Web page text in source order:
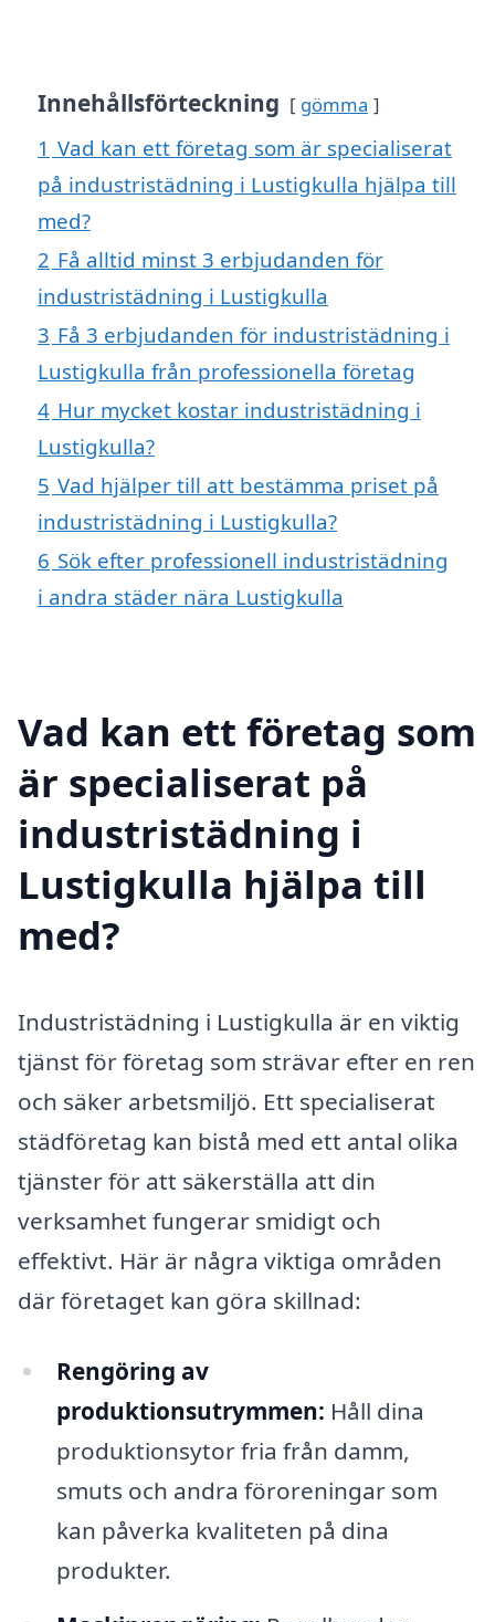
Innehållsförteckning gömma
1 Vad kan ett företag som är specialiserat
på industristädning i Lustigkulla hjälpa till
med?
2 Få alltid minst 3 erbjudanden för
industristädning i Lustigkulla
3 Få 3 erbjudanden för industristädning i
Lustigkulla från professionella företag
4 Hur mycket kostar industristädning i
Lustigkulla?
5 Vad hjälper till att bestämma priset på
industristädning i Lustigkulla?
6 Sök efter professionell industristädning
i andra städer nära Lustigkulla
Vad kan ett företag som
är specialiserat på
industristädning i
Lustigkulla hjälpa till
med?
Industristädning i Lustigkulla är en viktig
tjänst för företag som strävar efter en ren
och säker arbetsmiljö. Ett specialiserat
städföretag kan bistå med ett antal olika
tjänster för att säkerställa att din
verksamhet fungerar smidigt och
effektivt. Här är några viktiga områden
där företaget kan göra skillnad:
Rengöring av
produktionsutrymmen: Håll dina
produktionsytor fria från damm,
smuts och andra föroreningar som
kan påverka kvaliteten på dina
produkter.